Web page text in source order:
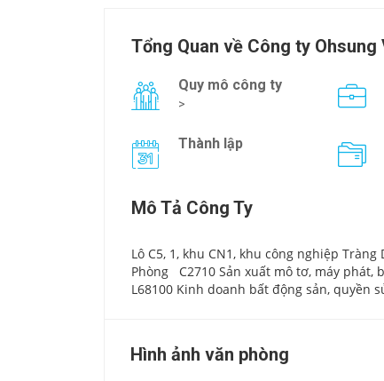
Tổng Quan về Công ty Ohsung
Quy mô công ty
>
Thành lập
Mô Tả Công Ty
Lô C5, 1, khu CN1, khu công nghiệp
Phòng C2710 Sản xuất mô tơ, máy
L68100 Kinh doanh bất động sản, quyền
Hình ảnh văn phòng